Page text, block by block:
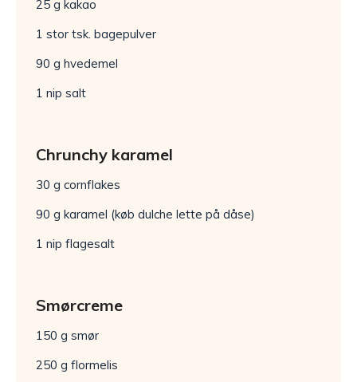
25 g kakao
1 stor tsk. bagepulver
90 g hvedemel
1 nip salt
Chrunchy karamel
30 g cornflakes
90 g karamel (køb dulche lette på dåse)
1 nip flagesalt
Smørcreme
150 g smør
250 g flormelis